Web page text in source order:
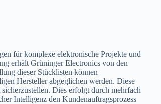
für komplexe elektronische Projekte und
erhält Grüninger Electronics von den
dieser Stücklisten können
Hersteller abgeglichen werden. Diese
Dies erfolgt durch mehrfach
Intelligenz den Kundenauftragsprozess